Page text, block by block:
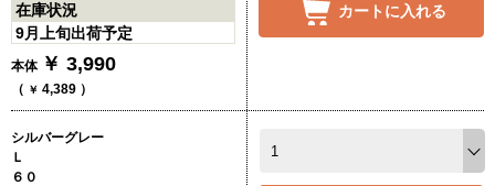
在庫状況
9月上旬出荷予定
本体 ￥ 3,990
（ ￥ 4,389 ）
カートに入れる
シルバーグレー
Ｌ
６０